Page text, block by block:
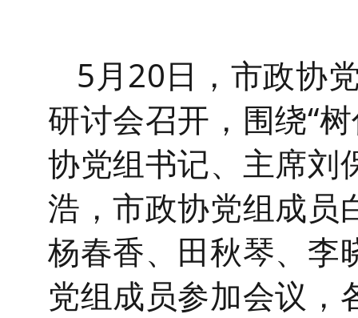
5月20日，市政协
研讨会召开，围绕“
协党组书记、主席刘
浩，市政协党组成员
杨春香、田秋琴、李
党组成员参加会议，